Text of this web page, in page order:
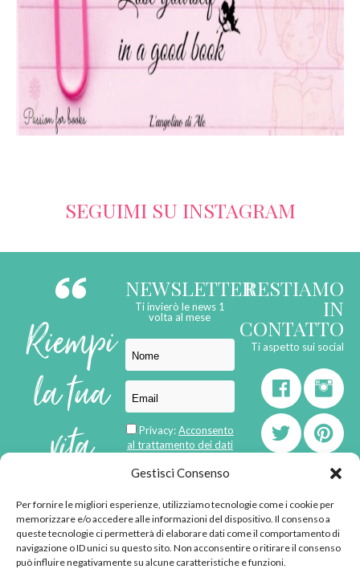
Gestisci Consenso
Per fornire le migliori esperienze, utilizziamo tecnologie come i cookie per
memorizzare e/o accedere alle informazioni del dispositivo. Il consenso a
queste tecnologie ci permetterà di elaborare dati come il comportamento di
navigazione o ID unici su questo sito. Non acconsentire o ritirare il consenso
può influire negativamente su alcune caratteristiche e funzioni.
SEGUIMI SU INSTAGRAM
Riempi
la tua
vita
di
emozioni
NEWSLETTER
Ti invierò le news 1
volta al mese
Privacy:Acconsento
al trattamento dei dati
RESTIAMO
IN
CONTATTO
Ti aspetto sui social
born inMaMaStudiOs